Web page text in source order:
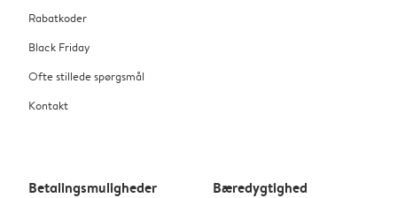
Rabatkoder
Black Friday
Ofte stillede spørgsmål
Kontakt
Betalingsmuligheder Bæredygtighed